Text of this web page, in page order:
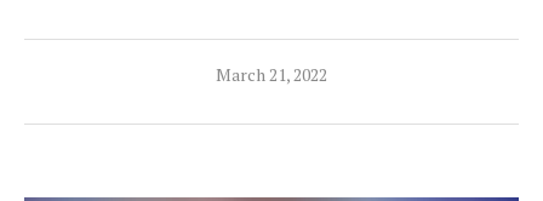
March 21, 2022